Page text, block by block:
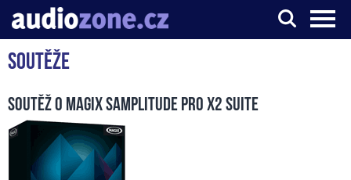
Server o digitálním zpracování zvuku
Soutěže
Soutěž o Magix Samplitude Pro X2 Suite